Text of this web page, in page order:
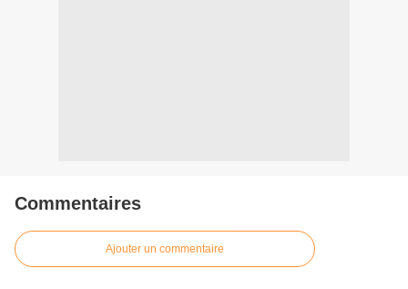
Commentaires
Ajouter un commentaire